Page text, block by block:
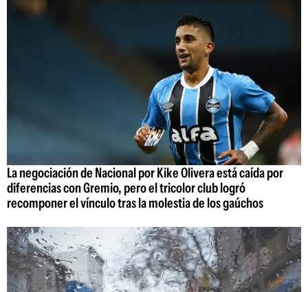
La negociación de Nacional por Kike Olivera está caída por
diferencias con Gremio, pero el tricolor club logró
recomponer el vínculo tras la molestia de los gaúchos